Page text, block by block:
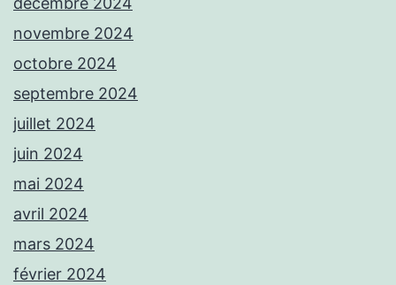
novembre 2024
octobre 2024
septembre 2024
juillet 2024
juin 2024
mai 2024
avril 2024
mars 2024
février 2024